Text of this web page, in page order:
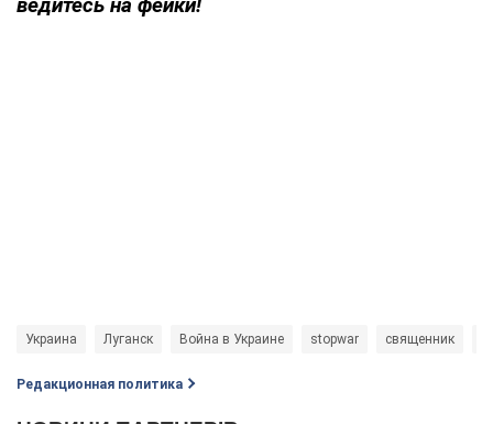
Украина Луганск Война в Украине stopwar священник
Редакционная политика